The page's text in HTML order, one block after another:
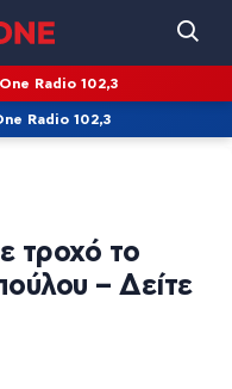
Radio 102,3
Radio 102,3
τροχό το
– Δείτε